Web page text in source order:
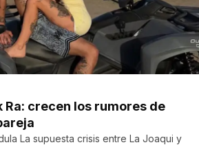
Ra: crecen los rumores de
La supuesta crisis entre La Joaqui y